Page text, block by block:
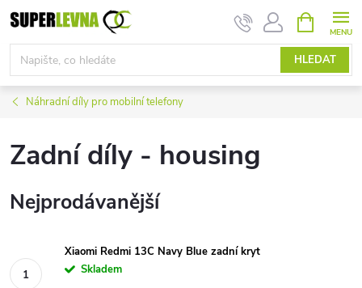
Přejít
na
obsah
HLEDAT
NÁKUPNÍ
KOŠÍK
Náhradní díly pro mobilní telefony
Zadní díly - housing
Nejprodávanější
Xiaomi Redmi 13C Navy Blue zadní kryt
Skladem